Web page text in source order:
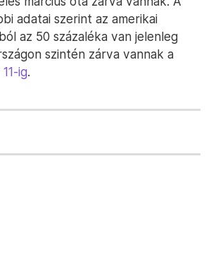
adatai szerint az amerikai
az 50 százaléka van jelenleg
szintén zárva vannak a
ig.